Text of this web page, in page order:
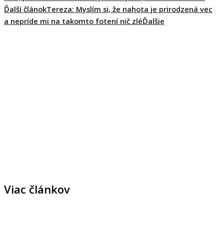
Ďalší článokTereza: Myslím si, že nahota je prirodzená vec
a nepríde mi na takomto fotení nič zléĎalšie
Viac článkov